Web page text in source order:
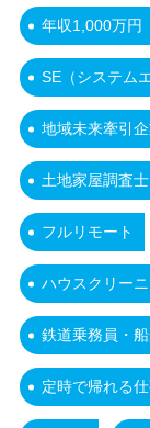
年収1,000万円
SE（システム
地域未来牽引
土地家屋調査士
フルリモート
ハウスクリー
鉄道乗務員・
定時で帰れる